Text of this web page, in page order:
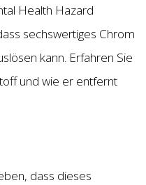
Health Hazard
sechswertiges Chrom
kann. Erfahren Sie
und wie er entfernt
dass dieses